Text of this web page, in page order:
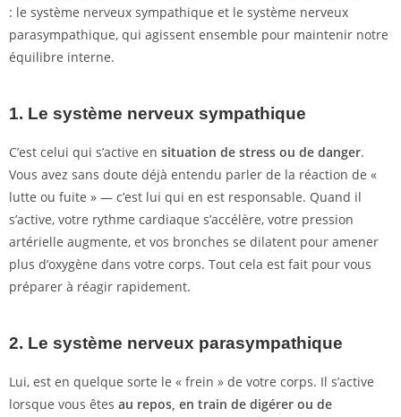
: le système nerveux sympathique et le système nerveux
parasympathique, qui agissent ensemble pour maintenir notre
équilibre interne.
1. Le système nerveux sympathique
C’est celui qui s’active en situation de stress ou de danger.
Vous avez sans doute déjà entendu parler de la réaction de «
lutte ou fuite » — c’est lui qui en est responsable. Quand il
s’active, votre rythme cardiaque s’accélère, votre pression
artérielle augmente, et vos bronches se dilatent pour amener
plus d’oxygène dans votre corps. Tout cela est fait pour vous
préparer à réagir rapidement.
2. Le système nerveux parasympathique
Lui, est en quelque sorte le « frein » de votre corps. Il s’active
lorsque vous êtes au repos, en train de digérer ou de